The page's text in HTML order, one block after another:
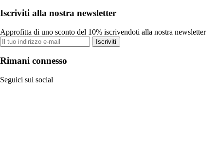
Iscriviti alla nostra newsletter
Approfitta di uno sconto del 10% iscrivendoti alla nostra newsletter
Iscriviti
Rimani connesso
Seguici sui social